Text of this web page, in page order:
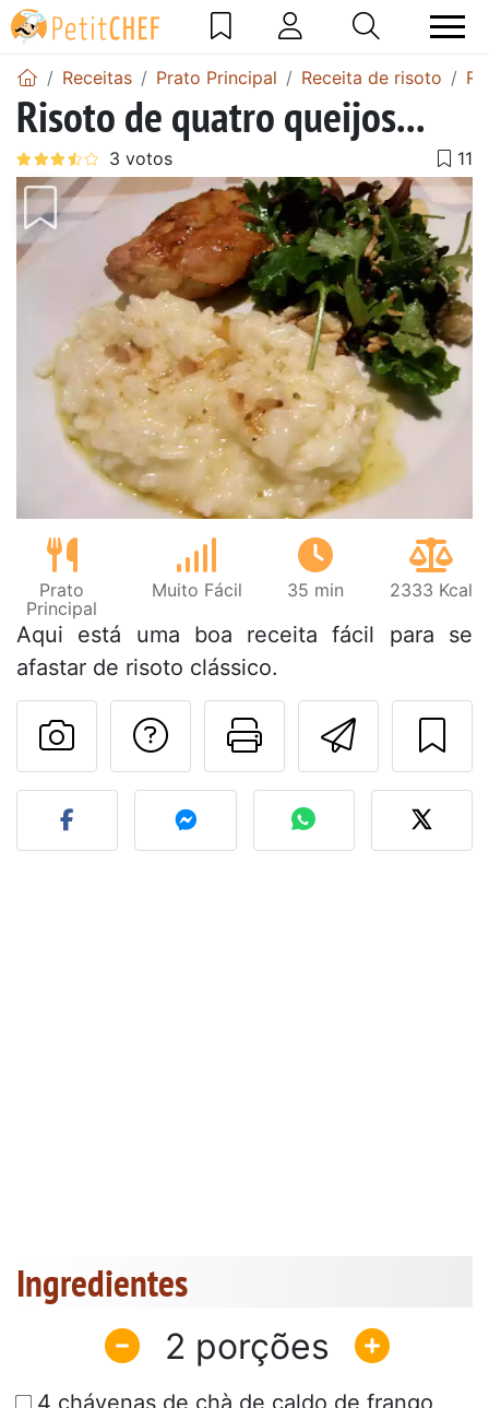
Receitas Prato Principal Receita de risoto
Risoto de quatro queijos...
Prato
Principal
Muito Fácil 35 min 2333 Kcal
Aqui está uma boa receita fácil para se
afastar de risoto clássico.
Imprima
Falar com o autor
Fez esta receita?
Ingredientes
2